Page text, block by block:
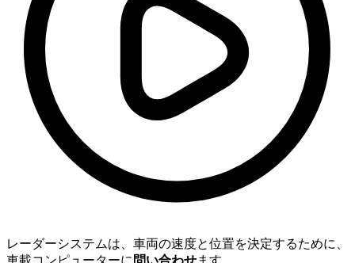
レーダーシステムは、車両の速度と位置を決定するために、
車載コンピューターに 問い合わせます。